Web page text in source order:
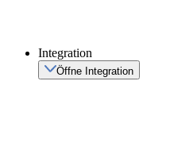
Integration
Öffne Integration